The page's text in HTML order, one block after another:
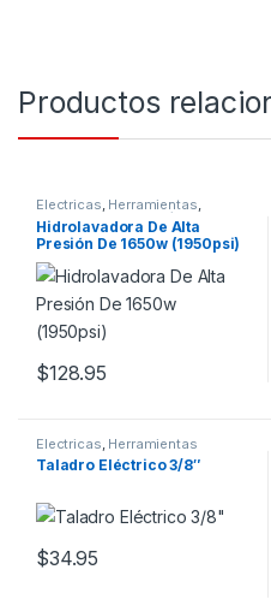
Productos
Electricas, Herramientas,
Jardinero , Para Jardín ,Por
Profesión
Hidrolavadora De Alta
Presión De 1650w (1950psi)
$128.95
Electricas Herramientas
Taladro Eléctrico 3/8″
$34.95